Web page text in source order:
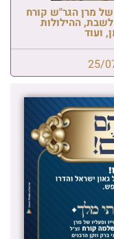
מרן הגר"ש קורח
ההילולות
ועוד
25/